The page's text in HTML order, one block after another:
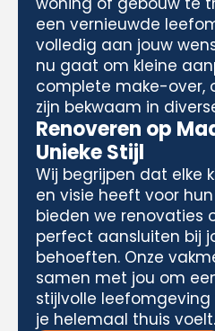
een vernieuwde
volledig aan jouw
nu gaat om kleine
complete make-over,
zijn bekwaam in
Renoveren op
Unieke Stijl
Wij begrijpen dat elke
en visie heeft voor
bieden we renovaties
perfect aansluiten bij
behoeften. Onze
samen met jou om
stijlvolle
je helemaal thuis voelt.